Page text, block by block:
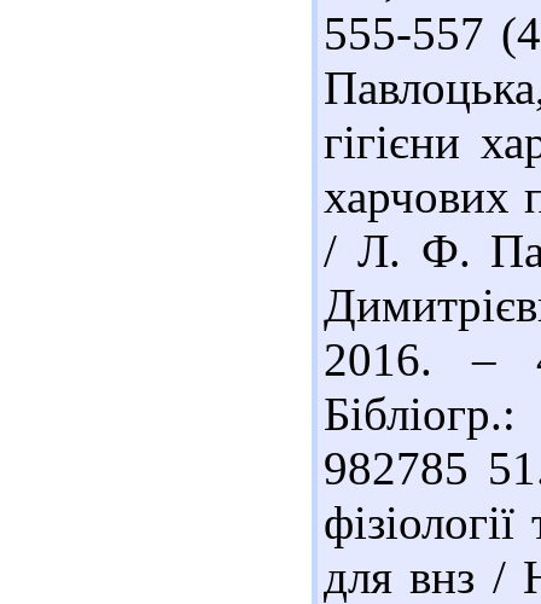
555-557
гігієни
харчових
/ Л. Ф.
2016. –
982785
для внз /